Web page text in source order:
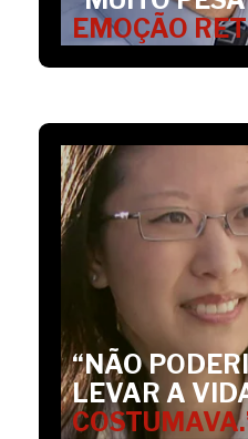
EMOÇÃO
“NÃO
LEVAR A